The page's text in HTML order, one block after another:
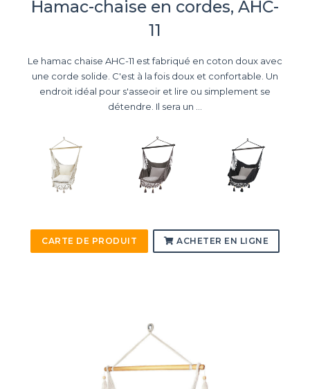
Hamac-chaise en cordes, AHC-
11
Le hamac chaise AHC-11 est fabriqué en coton doux avec
une corde solide. C'est à la fois doux et confortable. Un
endroit idéal pour s'asseoir et lire ou simplement se
détendre. Il sera un ...
CARTE DE PRODUIT ACHETER EN LIGNE